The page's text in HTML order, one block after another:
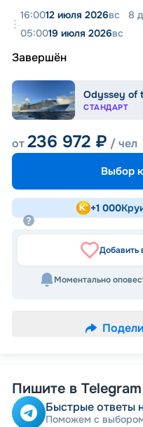
16:0012 июля 2026вс 8
05:0019 июля 2026вс
Завершён
Odyssey of
СТАНДАРТ
от236 972 ₽ / чел
Выбор
+1 000
Добавить
Моментально
Пишите в Telegram
Быстрые ответы
Поможем с